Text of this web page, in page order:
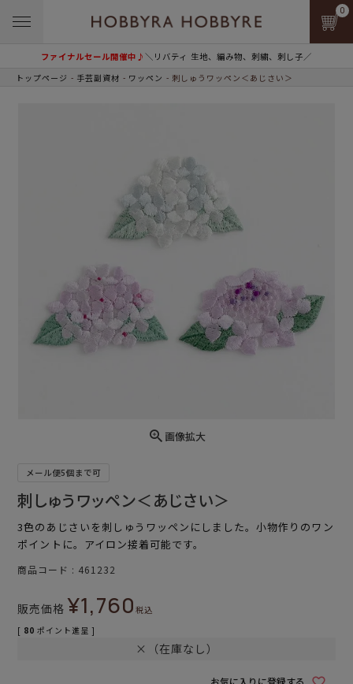
ファイナルセール開催中♪＼リバティ 生地、編み物、刺繍、刺し子／
0
トップページ 手芸副資材 ワッペン 刺しゅうワッペン＜あじさい＞
画像拡大
メール便5個まで可
刺しゅうワッペン＜あじさい＞
3色のあじさいを刺しゅうワッペンにしました。小物作りのワン
ポイントに。アイロン接着可能です。
商品コード 461232
販売価格 ¥1,760税込
[ 80 ポイント進呈 ]
×（在庫なし）
お気に入りに登録する